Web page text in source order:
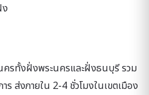
รทั้งฝั่งพระนครและฝั่งธนบุรี รวม
ส่งภายใน 2-4 ชั่วโมงในเขตเมือง